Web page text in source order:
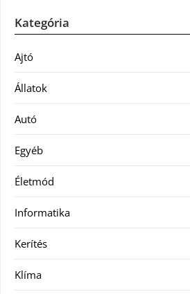
Kategória
Ajtó
Állatok
Autó
Egyéb
Életmód
Informatika
Kerítés
Klíma